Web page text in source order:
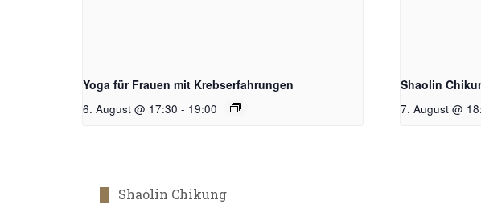
Yoga für Frauen mit Krebserfahrungen
6. August @ 17:30 - 19:00
Shaolin
7. August @
Shaolin Chikung